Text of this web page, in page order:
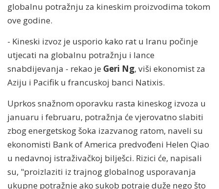
globalnu potražnju za kineskim proizvodima tokom
ove godine.
- Kineski izvoz je usporio kako rat u Iranu počinje
utjecati na globalnu potražnju i lance
snabdijevanja - rekao je Geri Ng, viši ekonomist za
Aziju i Pacifik u francuskoj banci Natixis.
Uprkos snažnom oporavku rasta kineskog izvoza u
januaru i februaru, potražnja će vjerovatno slabiti
zbog energetskog šoka izazvanog ratom, naveli su
ekonomisti Bank of America predvođeni Helen Qiao
u nedavnoj istraživačkoj bilješci. Rizici će, napisali
su, "proizlaziti iz trajnog globalnog usporavanja
ukupne potražnje ako sukob potraje duže nego što